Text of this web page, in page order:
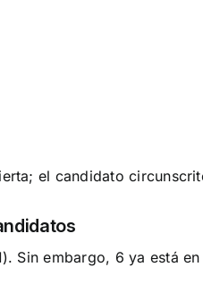
el candidato
Sin embargo, 6 ya está